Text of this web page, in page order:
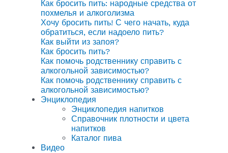
Как бросить пить: народные средства от
похмелья и алкоголизма
Хочу бросить пить! С чего начать, куда
обратиться, если надоело пить?
Как выйти из запоя?
Как бросить пить?
Как помочь родственнику справить с
алкогольной зависимостью?
Как помочь родственнику справить с
алкогольной зависимостью?
Энциклопедия
Энциклопедия напитков
Справочник плотности и цвета
напитков
Каталог пива
Видео